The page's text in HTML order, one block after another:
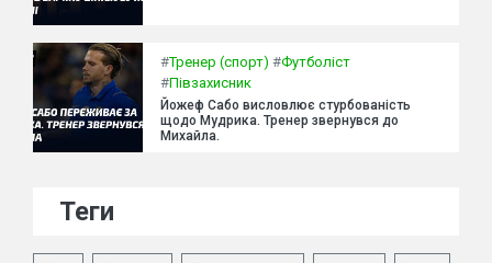
#Тренер (спорт) #Футболіст
#Півзахисник
Йожеф Сабо висловлює стурбованість
щодо Мудрика. Тренер звернувся до
Михайла.
Теги